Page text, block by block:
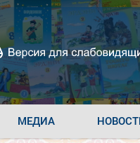
МЕДИА